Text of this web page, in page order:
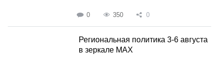
0 350 0
Региональная политика 3-6 августа
в зеркале MAX